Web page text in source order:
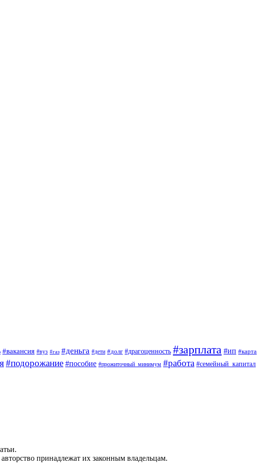
#вакансия #вуз #газ #деньга #дети #долг #драгоценность #зарплата #ип #карта
#подорожание #пособие #прожиточный_минимум #работа #семейный_капитал
принадлежат их законным владельцам.